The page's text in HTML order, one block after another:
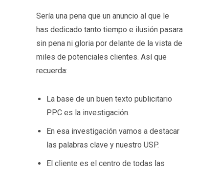
Sería una pena que un anuncio al que le
has dedicado tanto tiempo e ilusión pasara
sin pena ni gloria por delante de la vista de
miles de potenciales clientes. Así que
recuerda:
La base de un buen texto publicitario
PPC es la investigación.
En esa investigación vamos a destacar
las palabras clave y nuestro USP.
El cliente es el centro de todas las